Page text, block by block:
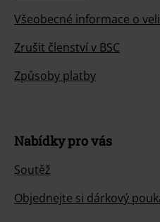
Všeobecné informace o
Zrušit členství v BSC
Způsoby platby
Nabídky pro vás
Soutěž
Objednejte si dárkový